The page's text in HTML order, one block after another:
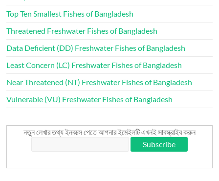
Top Ten Smallest Fishes of Bangladesh
Threatened Freshwater Fishes of Bangladesh
Data Deficient (DD) Freshwater Fishes of Bangladesh
Least Concern (LC) Freshwater Fishes of Bangladesh
Near Threatened (NT) Freshwater Fishes of Bangladesh
Vulnerable (VU) Freshwater Fishes of Bangladesh
নতুন লেখার তথ্য ইনবক্সে পেতে আপনার ইমেইলটি এখনই সাবস্ক্রাইব করুন